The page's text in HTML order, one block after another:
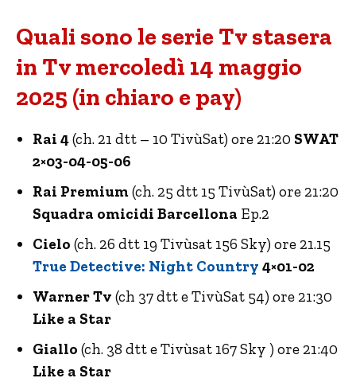
Quali sono le serie Tv stasera
in Tv mercoledì 14 maggio
2025 (in chiaro e pay)
Rai 4(ch. 21 dtt – 10 TivùSat) ore 21:20 SWAT
2×03-04-05-06
Rai Premium(ch. 25 dtt 15 TivùSat) ore 21:20
Squadra omicidi Barcellona Ep.2
Cielo (ch. 26 dtt 19 Tivùsat 156 Sky) ore 21.15
True Detective: Night Country 4×01-02
Warner Tv (ch 37 dtt e TivùSat 54) ore 21:30
Like a Star
Giallo (ch. 38 dtt e Tivùsat 167 Sky ) ore 21:40
Like a Star